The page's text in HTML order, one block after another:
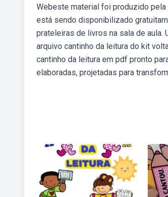
Webeste material foi produzido pela
está sendo disponibilizado
prateleiras de livros na sala de aula.
arquivo cantinho da leitura do kit
cantinho da leitura em pdf pronto
elaboradas, projetadas para